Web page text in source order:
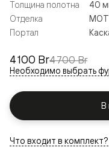
4 100 Br4 700 Br
Необходимо выбрать
В
Толщина полотна
40
Отделка
МОТ
Портал
Что входит в комплект?